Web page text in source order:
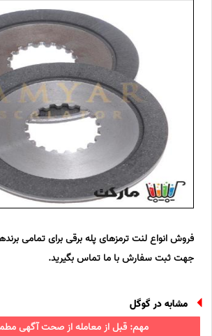
فروش انواع لنت ترمزهای پله برقی برای تمامی
جهت ثبت سفارش با ما تماس بگیرید.
مشابه در گوگل
مهم: قبل از معامله از صحت آگهی